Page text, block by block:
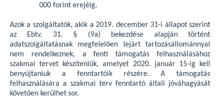
000 forint erejéig.
Azok a szolgáltatók, akik a 2019. december 31-i állapot szerint
az Ebtv. 31. § (9a) bekezdése alapján történt
adatszolgáltatásnak megfelelően lejárt tartozásállománnyal
nem rendelkeznek, a fenti támogatás felhasználásához
szakmai tervet készíteniük, amelyet 2020. január 15-ig kell
benyújtaniuk a fenntartóik részére. A támogatás
felhasználására a szakmai terv fenntartó általi jóváhagyását
követően kerülhet sor.